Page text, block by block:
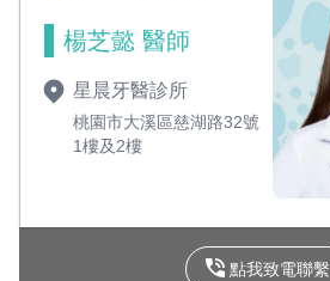
楊芝懿 醫師
星晨牙醫診所
桃園市大溪區慈湖路32號
1樓及2樓
點我致電聯繫